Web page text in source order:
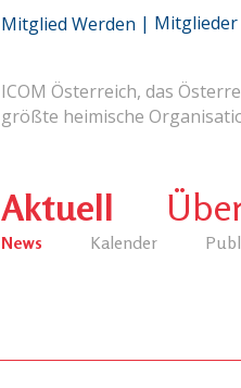
ICOM Österreich, das
größte heimische
Aktuell
News Kalender
Mitglied Werden | Mitglieder